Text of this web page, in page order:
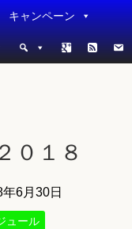
キャンペーン
０１８
6月30日
ュール